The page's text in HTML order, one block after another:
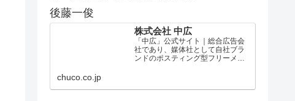
後藤一俊
株式会社 中広
「中広」公式サイト｜総合広告会
社であり、媒体社として自社ブラ
ンドのポスティング型フリーメデ
chuco.co.jp